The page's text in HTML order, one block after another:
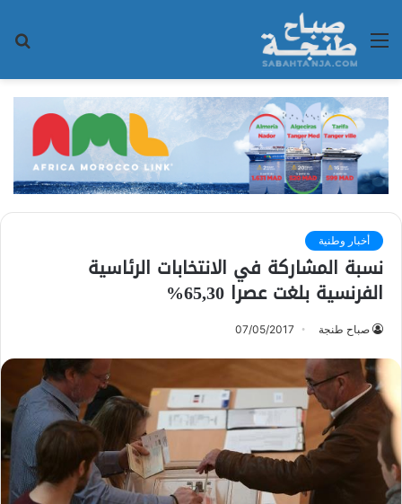
القائمة
أخبار وطنية
نسبة المشاركة في الانتخابات الرئاسية
الفرنسية بلغت عصرا 65,30%
صباح طنجة 07/05/2017